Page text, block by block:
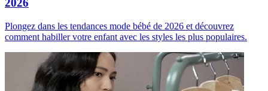
2026
Plongez dans les tendances mode bébé de 2026 et découvrez
comment habiller votre enfant avec les styles les plus populaires.